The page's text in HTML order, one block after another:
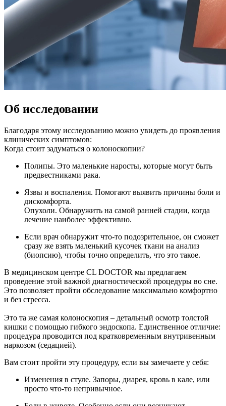
Об исследовании
Благодаря этому исследованию можно увидеть до проявления
клинических симптомов:
Когда стоит задуматься о колоноскопии?
Полипы. Это маленькие наросты, которые могут быть
предвестниками рака.
Язвы и воспаления. Помогают выявить причины боли и
дискомфорта.
Опухоли. Обнаружить на самой ранней стадии, когда
лечение наиболее эффективно.
Если врач обнаружит что-то подозрительное, он сможет
сразу же взять маленький кусочек ткани на анализ
(биопсию), чтобы точно определить, что это такое.
В медицинском центре CL DOCTOR мы предлагаем
проведение этой важной диагностической процедуры во сне.
Это позволяет пройти обследование максимально комфортно
и без стресса.
Это та же самая колоноскопия – детальный осмотр толстой
кишки с помощью гибкого эндоскопа. Единственное отличие:
процедура проводится под кратковременным внутривенным
наркозом (седацией).
Вам стоит пройти эту процедуру, если вы замечаете у себя:
Изменения в стуле. Запоры, диарея, кровь в кале, или
просто что-то непривычное.